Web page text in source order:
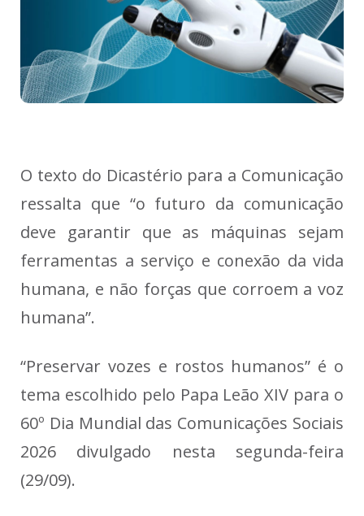
O texto do Dicastério para a Comunicação
ressalta que “o futuro da comunicação
deve garantir que as máquinas sejam
ferramentas a serviço e conexão da vida
humana, e não forças que corroem a voz
humana”.
“Preservar vozes e rostos humanos” é o
tema escolhido pelo Papa Leão XIV para o
60º Dia Mundial das Comunicações Sociais
2026 divulgado nesta segunda-feira
(29/09).